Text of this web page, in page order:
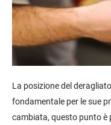
La posizione del
fondamentale per le sue
cambiata, questo punto è